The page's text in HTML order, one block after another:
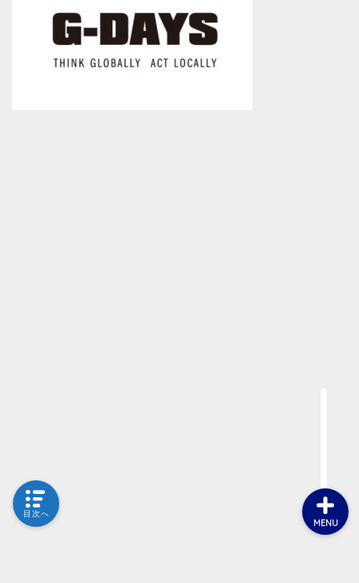
MENU
目次へ